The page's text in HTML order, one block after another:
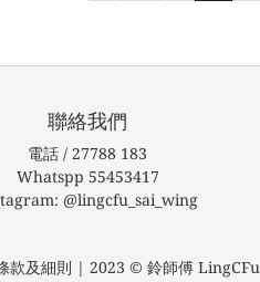
聯絡我們
電話 / 27788 183
Whatspp 55453417
@lingcfu_sai_wing
款及細則 | 2023 © 鈴師傅 LingCFu